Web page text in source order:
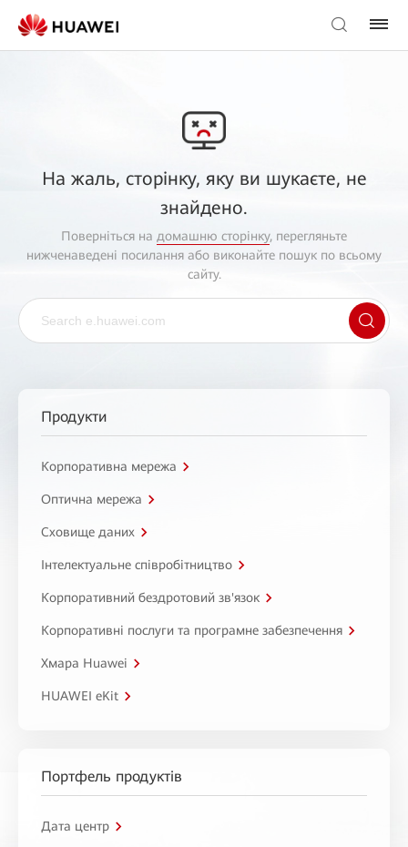
На жаль, сторінку, яку ви шукаєте, не
знайдено.
Поверніться на домашню сторінку, перегляньте
нижченаведені посилання або виконайте пошук по всьому
сайту.
Продукти
Корпоративна мережа
Оптична мережа
Сховище даних
Інтелектуальне співробітництво
Корпоративний бездротовий зв'язок
Корпоративні послуги та програмне забезпечення
Хмара Huawei
HUAWEI eKit
Портфель продуктів
Дата центр